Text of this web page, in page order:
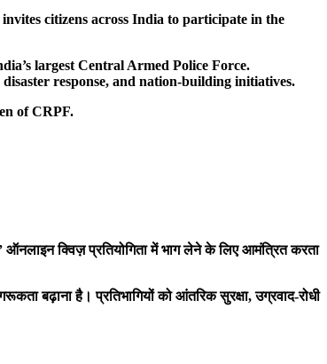
citizens across India to participate in the
largest Central Armed Police Force.
response, and nation-building initiatives.
of CRPF.
ऑनलाइन क्विज़ प्रतियोगिता में भाग लेने के लिए आमंत्रित करता
बढ़ाना है। प्रतिभागियों को आंतरिक सुरक्षा,उग्रवाद-रोधी